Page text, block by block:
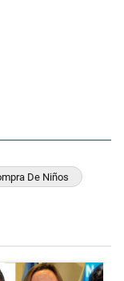
De Niños
queda de la ley de
de tendencia con